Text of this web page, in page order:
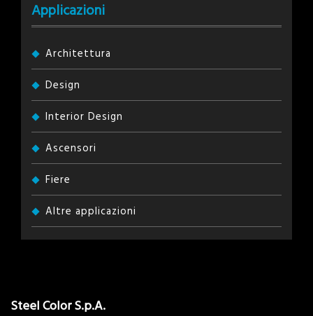
Applicazioni
Architettura
Design
Interior Design
Ascensori
Fiere
Altre applicazioni
Steel Color S.p.A.